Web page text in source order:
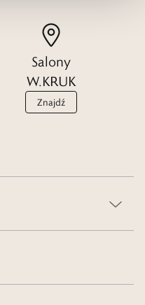
Salony
W.KRUK
Znajdź